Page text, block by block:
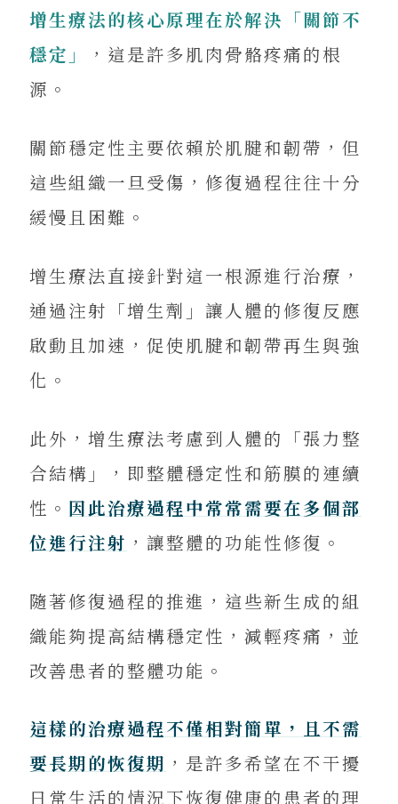
增生療法的核心原理在於解決「關節不
穩定」
，這是許多肌肉骨骼疼痛的根
源。
關節穩定性主要依賴於肌腱和韌帶，但
這些組織一旦受傷，修復過程往往十分
緩慢且困難。
增生療法直接針對這一根源進行治療，
通過注射「增生劑」讓人體的修復反應
啟動且加速，促使肌腱和韌帶再生與強
化。
此外，增生療法考慮到人體的「張力整
合結構」，即整體穩定性和筋膜的連續
性。 因此治療過程中常常需要在多個部
位進行注射 ，讓整體的功能性修復。
隨著修復過程的推進，這些新生成的組
織能夠提高結構穩定性，減輕疼痛，並
改善患者的整體功能。
這樣的治療過程不僅相對簡單，且不需
要長期的恢復期 ，是許多希望在不干擾
日常生活的情況下恢復健康的患者的理